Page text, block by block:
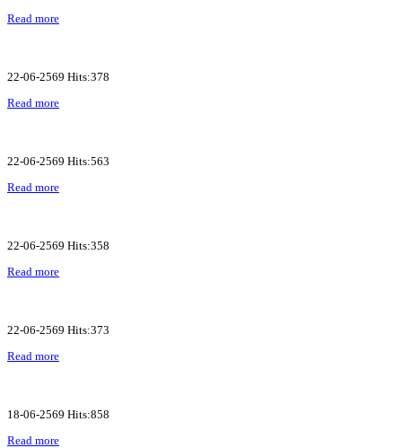
Read more
22-06-2569 Hits:378
Read more
22-06-2569 Hits:563
Read more
22-06-2569 Hits:358
Read more
22-06-2569 Hits:373
Read more
18-06-2569 Hits:858
Read more